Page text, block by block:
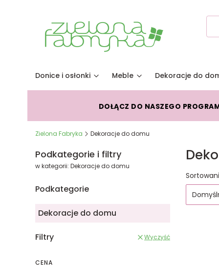
Donice i osłonki Meble Dekoracje do
DOŁĄCZ DO NASZEGO
Zielona Fabryka Dekoracje do domu
Podkategorie i filtry
w kategorii: Dekoracje do domu
Podkategorie
Dekoracje do domu
Filtry Wyczyść
CENA
Lista